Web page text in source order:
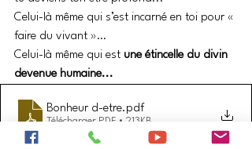
Celui-là même qui s’est incarné en toi pour «
faire du vivant »…
Celui-là même qui est une étincelle du divin
devenue humaine...
Bonheur d-etre.pdf
Télécharger PDF • 213KB